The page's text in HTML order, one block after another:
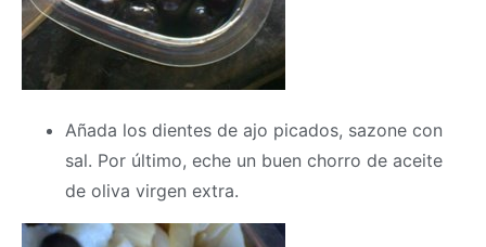
Añada los dientes de ajo picados, sazone con
sal. Por último, eche un buen chorro de aceite
de oliva virgen extra.